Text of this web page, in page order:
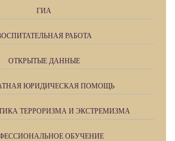
ГИА
РАБОТА
ОТКРЫТЫЕ ДАННЫЕ
ЮРИДИЧЕСКАЯ ПОМОЩЬ
ТЕРРОРИЗМА И ЭКСТРЕМИЗМА
ОБУЧЕНИЕ